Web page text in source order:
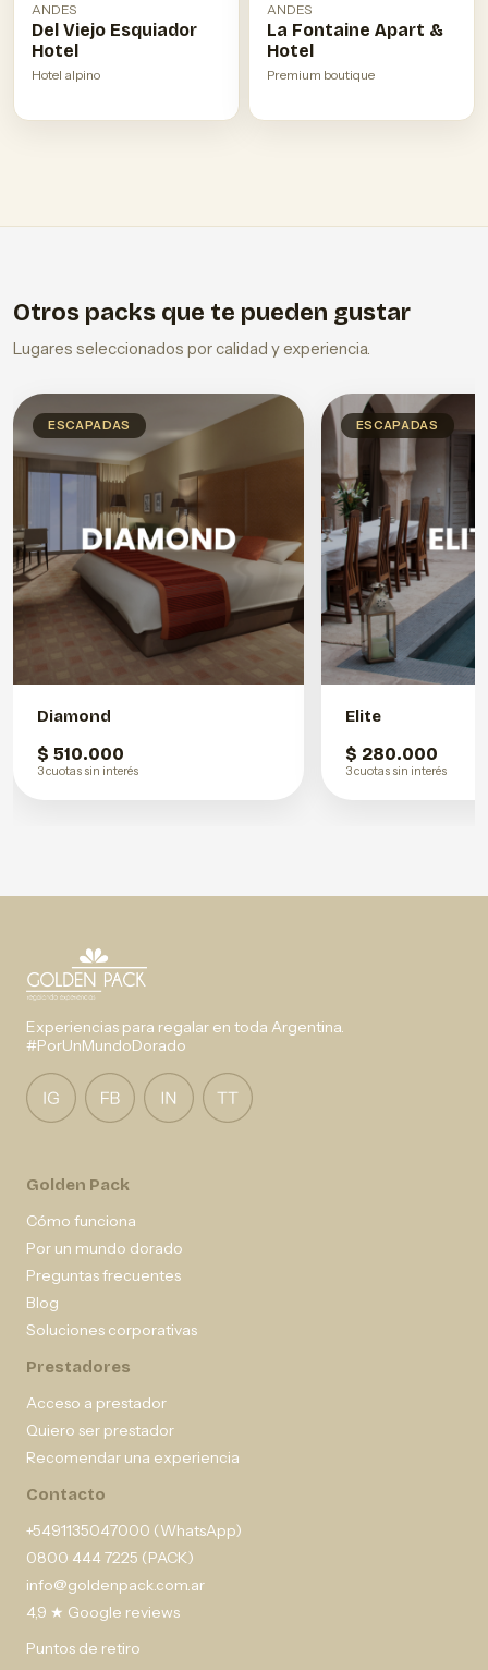
ANDES
Del Viejo Esquiador
Hotel
Hotel alpino
ANDES
La Fontaine Apart &
Hotel
Premium boutique
Otros packs que te pueden gustar
Lugares seleccionados por calidad y experiencia.
ESCAPADAS
Diamond
$ 510.000
3 cuotas sin interés
ESCAPADAS
Elite
$ 280.000
3 cuotas sin interés
Experiencias para regalar en toda Argentina.
#PorUnMundoDorado
Golden Pack
Cómo funciona
Por un mundo dorado
Preguntas frecuentes
Blog
Soluciones corporativas
Prestadores
Acceso a prestador
Quiero ser prestador
Recomendar una experiencia
Contacto
+5491135047000 (WhatsApp)
0800 444 7225 (PACK)
info@goldenpack.com.ar
4,9 ★ Google reviews
Puntos de retiro